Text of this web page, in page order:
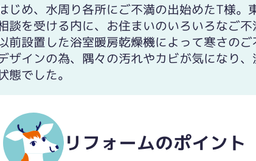
じめ、水周り各所にご不満の出始めたT様。
談を受ける内に、お住まいのいろいろなご
前設置した浴室暖房乾燥機によって寒さのご
ザインの為、隅々の汚れやカビが気になり
でした。
リフォームのポイント